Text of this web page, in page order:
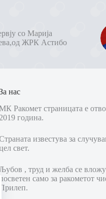
со Марија
ЖРК Астибо
нас
Ракомет страницата е
2019 година.
известува за
свет.
, труд и желба се
посветен само за ракометот
Прилеп.